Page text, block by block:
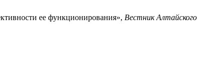
ее функционирования», Вестник Алтайского